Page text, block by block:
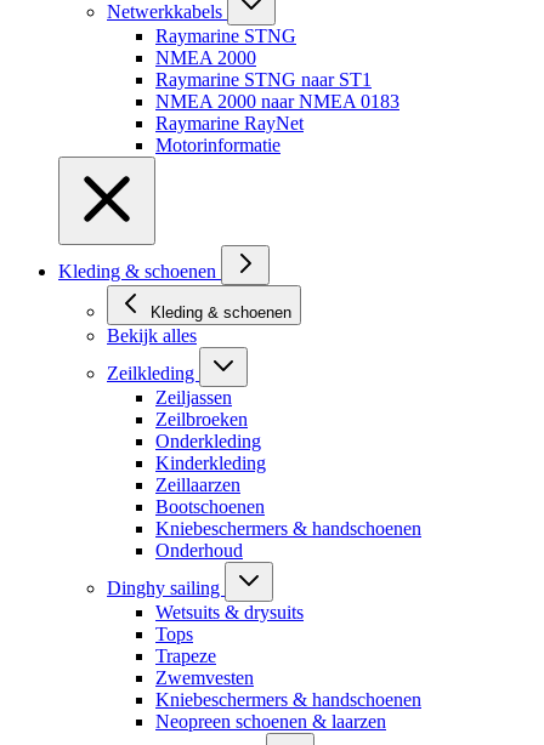
Netwerkkabels
Raymarine STNG
NMEA 2000
Raymarine STNG naar ST1
NMEA 2000 naar NMEA 0183
Raymarine RayNet
Motorinformatie
Kleding & schoenen
Kleding & schoenen
Bekijk alles
Zeilkleding
Zeiljassen
Zeilbroeken
Onderkleding
Kinderkleding
Zeillaarzen
Bootschoenen
Kniebeschermers & handschoenen
Onderhoud
Dinghy sailing
Wetsuits & drysuits
Tops
Trapeze
Zwemvesten
Kniebeschermers & handschoenen
Neopreen schoenen & laarzen